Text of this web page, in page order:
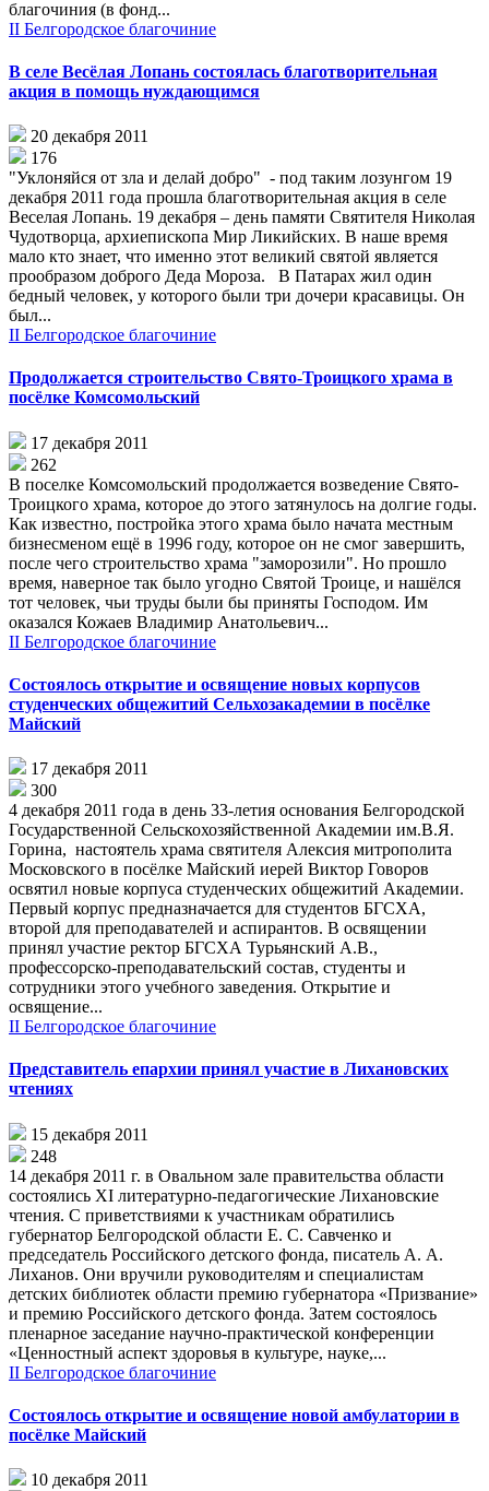
благочиния (в фонд...
II Белгородское благочиние
В селе Весёлая Лопань состоялась благотворительная
акция в помощь нуждающимся
20 декабря 2011
176
"Уклоняйся от зла и делай добро" - под таким лозунгом 19
декабря 2011 года прошла благотворительная акция в селе
Веселая Лопань. 19 декабря – день памяти Святителя Николая
Чудотворца, архиепископа Мир Ликийских. В наше время
мало кто знает, что именно этот великий святой является
прообразом доброго Деда Мороза. В Патарах жил один
бедный человек, у которого были три дочери красавицы. Он
был...
II Белгородское благочиние
Продолжается строительство Свято-Троицкого храма в
посёлке Комсомольский
17 декабря 2011
262
В поселке Комсомольский продолжается возведение Свято-
Троицкого храма, которое до этого затянулось на долгие годы.
Как известно, постройка этого храма было начата местным
бизнесменом ещё в 1996 году, которое он не смог завершить,
после чего строительство храма "заморозили". Но прошло
время, наверное так было угодно Святой Троице, и нашёлся
тот человек, чьи труды были бы приняты Господом. Им
оказался Кожаев Владимир Анатольевич...
II Белгородское благочиние
Состоялось открытие и освящение новых корпусов
студенческих общежитий Сельхозакадемии в посёлке
Майский
17 декабря 2011
300
4 декабря 2011 года в день 33-летия основания Белгородской
Государственной Сельскохозяйственной Академии им.В.Я.
Горина, настоятель храма святителя Алексия митрополита
Московского в посёлке Майский иерей Виктор Говоров
освятил новые корпуса студенческих общежитий Академии.
Первый корпус предназначается для студентов БГСХА,
второй для преподавателей и аспирантов. В освящении
принял участие ректор БГСХА Турьянский А.В.,
профессорско-преподавательский состав, студенты и
сотрудники этого учебного заведения. Открытие и
освящение...
II Белгородское благочиние
Представитель епархии принял участие в Лихановских
чтениях
15 декабря 2011
248
14 декабря 2011 г. в Овальном зале правительства области
состоялись XI литературно-педагогические Лихановские
чтения. С приветствиями к участникам обратились
губернатор Белгородской области Е. С. Савченко и
председатель Российского детского фонда, писатель А. А.
Лиханов. Они вручили руководителям и специалистам
детских библиотек области премию губернатора «Призвание»
и премию Российского детского фонда. Затем состоялось
пленарное заседание научно-практической конференции
«Ценностный аспект здоровья в культуре, науке,...
II Белгородское благочиние
Состоялось открытие и освящение новой амбулатории в
посёлке Майский
10 декабря 2011